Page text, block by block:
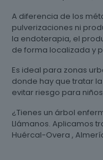
A diferencia de los
pulverizaciones ni
la endoterapia, el
de forma localizada y
Es ideal para zonas
donde hay que tratar
evitar riesgo para
¿Tienes un árbol
Llámanos. Aplicamos
Huércal-Overa ,